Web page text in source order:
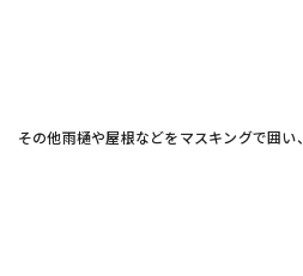
その他雨樋や屋根などをマスキングで囲い、